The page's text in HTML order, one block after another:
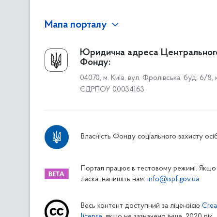
Мапа порталу
Про Фонд
Керівництво
Структура Фонду
Територіальні відділення
Дніпропетровське відділення
Житомирське відділення
Закарпатське відділення
Запорізьке відділення
Івано-Франківське відділення
Юридична адреса
Фонду:
04070, м. Київ, вул. Фролівська, буд. 6/8,
ЄДРПОУ 00034163
Власність Фонду соціального захисту осіб
Портал працює в тестовому режимі. Якщо
ласка, напишіть нам: info@ispf.gov.ua
Весь контент доступний за ліцензією